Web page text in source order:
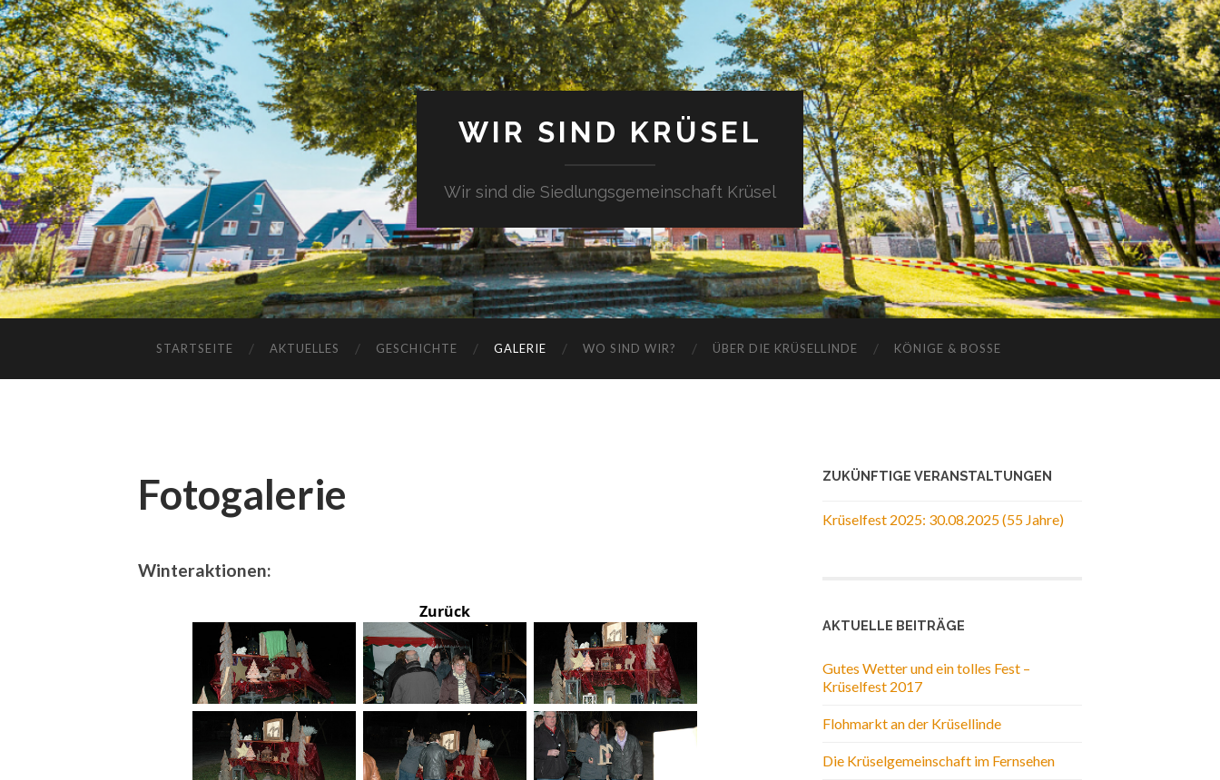
WIR SIND KRÜSEL
Wir sind die Siedlungsgemeinschaft Krüsel
STARTSEITE AKTUELLES GESCHICHTE GALERIE WO SIND WIR? ÜBER DIE KRÜSELLINDE KÖNIGE & BOSSE
Fotogalerie
Winteraktionen:
Zurück
ZUKÜNFTIGE VERANSTALTUNGEN
Krüselfest 2025: 30.08.2025 (55 Jahre)
AKTUELLE BEITRÄGE
Gutes Wetter und ein tolles Fest –
Krüselfest 2017
Flohmarkt an der Krüsellinde
Die Krüselgemeinschaft im Fernsehen